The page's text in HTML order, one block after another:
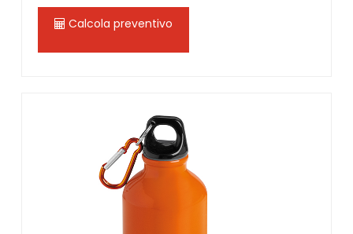
Calcola preventivo